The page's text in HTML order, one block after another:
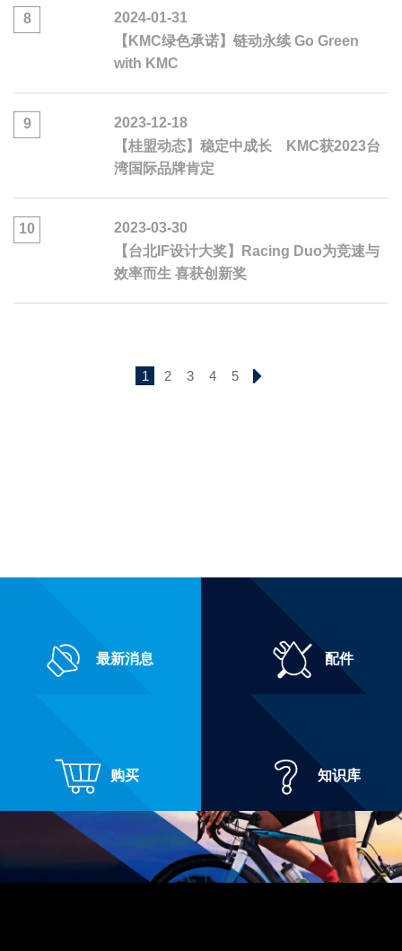
8
2024-01-31
【KMC绿色承诺】链动永续 Go Green
with KMC
9
2023-12-18
【桂盟动态】稳定中成长 KMC获2023台
湾国际品牌肯定
10
2023-03-30
【台北IF设计大奖】Racing Duo为竞速与
效率而生 喜获创新奖
1 2 3 4 5
最新消息 配件
购买 知识库